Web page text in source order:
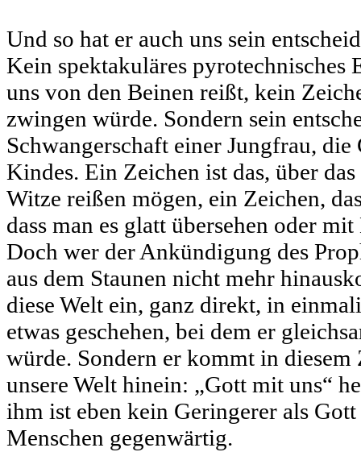
Und so hat er auch uns sein
Kein spektakuläres pyrotechnisches
uns von den Beinen reißt, kein
zwingen würde. Sondern sein
Schwangerschaft einer Jungfrau,
Kindes. Ein Zeichen ist das, über
Witze reißen mögen, ein Zeichen,
dass man es glatt übersehen oder
Doch wer der Ankündigung des
aus dem Staunen nicht mehr
diese Welt ein, ganz direkt, in
etwas geschehen, bei dem er
würde. Sondern er kommt in
unsere Welt hinein: „Gott mit uns“
ihm ist eben kein Geringerer als
Menschen gegenwärtig.